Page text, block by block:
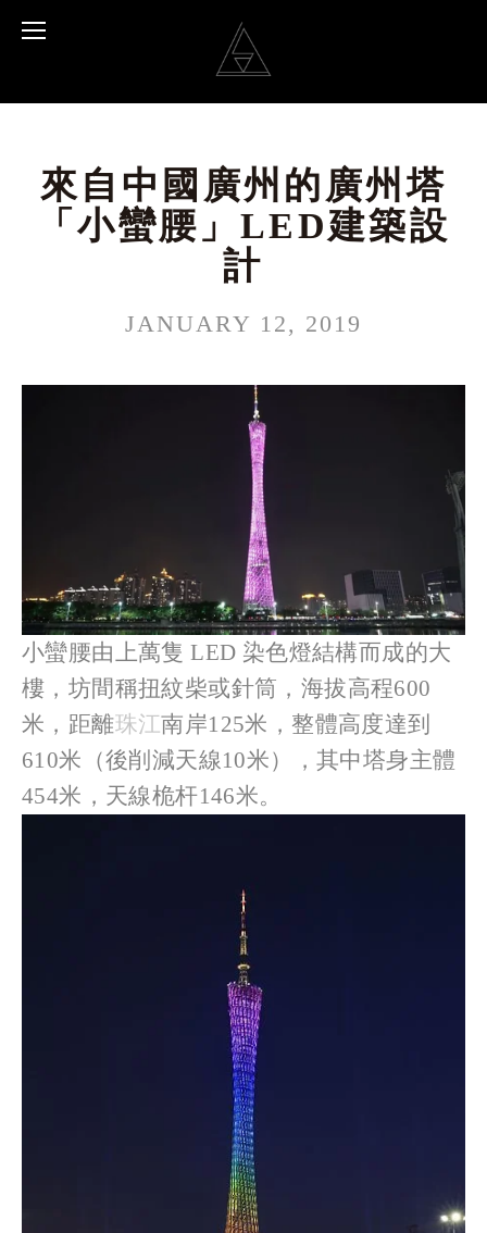
來自中國廣州的廣州塔
「小蠻腰」LED建築設
計
JANUARY 12, 2019
小蠻腰由上萬隻 LED 染色燈結構而成的大
樓，坊間稱扭紋柴或針筒，海拔高程600
米，距離珠江南岸125米，整體高度達到
610米（後削減天線10米），其中塔身主體
454米，天線桅杆146米。